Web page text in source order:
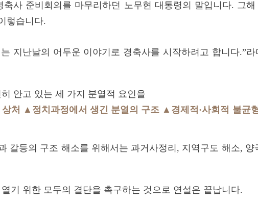
축사 준비회의를 마무리하던 노무현 대통령의 말입니다. 그
렇습니다.
지난날의 어두운 이야기로 경축사를 시작하려고 합니다.”
안고 있는 세 가지 분열적 요인을
처 ▲정치과정에서 생긴 분열의 구조 ▲경제적·사회적 불균
갈등의 구조 해소를 위해서는 과거사정리, 지역구도 해소,
기 위한 모두의 결단을 촉구하는 것으로 연설은 끝납니다.